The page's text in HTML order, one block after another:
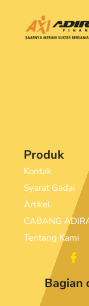
Produk
Kontak
Syarat Gadai
Artikel
CABANG
Tentang Kami
Bagian